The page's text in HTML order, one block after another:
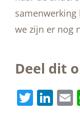
samenwerking
we zijn er nog
Deel dit